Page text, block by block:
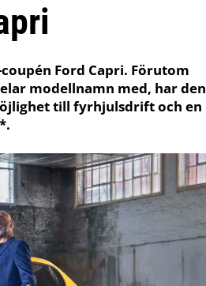
Ford Capri. Förutom
modellnamn med, har den
till fyrhjulsdrift och en